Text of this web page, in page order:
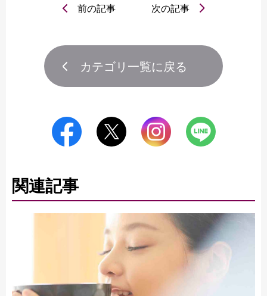
前の記事 次の記事
カテゴリ一覧に戻る
関連記事